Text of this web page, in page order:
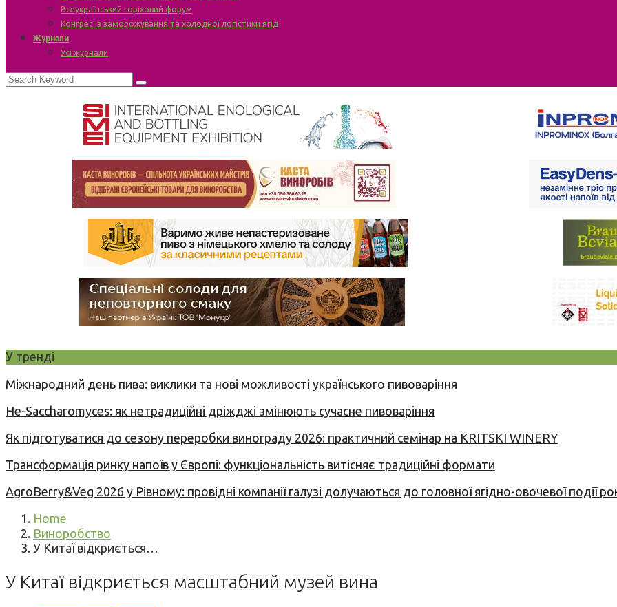
Всеукраїнський горіховий форум
Конгрес із заморожування та холодної логістики ягід
Журнали
Усі журнали
У тренді
Міжнародний день пива: виклики та нові можливості українського пивоваріння
Не-Saccharomyces: як нетрадиційні дріжджі змінюють сучасне пивоваріння
Як підготуватися до сезону переробки винограду 2026: практичний семінар на KRITSKI WINERY
Трансформація ринку напоїв у Європі: функціональність витісняє традиційні формати
AgroBerry&Veg 2026 у Рівному: провідні компанії галузі долучаються до головної ягідно-овочевої події
Home
Виноробство
У Китаї відкриється…
У Китаї відкриється масштабний музей вина